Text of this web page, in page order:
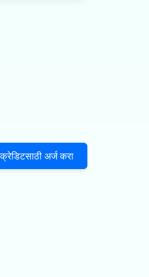
क्रेडिटसाठी अर्ज करा